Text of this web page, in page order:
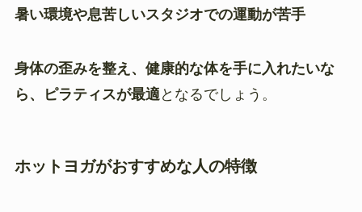
暑い環境や息苦しいスタジオでの運動が苦手
身体の歪みを整え、健康的な体を手に入れたいな
ら、ピラティスが最適となるでしょう。
ホットヨガがおすすめな人の特徴